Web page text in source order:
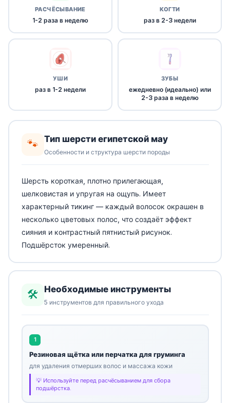
РАСЧЁСЫВАНИЕ
1-2 раза в неделю
КОГТИ
раз в 2-3 недели
УШИ
раз в 1-2 недели
ЗУБЫ
ежедневно (идеально) или
2-3 раза в неделю
🐾 Тип шерсти египетской мау
Особенности и структура шерсти породы
Шерсть короткая, плотно прилегающая,
шелковистая и упругая на ощупь. Имеет
характерный тикинг — каждый волосок окрашен в
несколько цветовых полос, что создаёт эффект
сияния и контрастный пятнистый рисунок.
Подшёрсток умеренный.
🛠️ Необходимые инструменты
5 инструментов для правильного ухода
1
Резиновая щётка или перчатка для груминга
для удаления отмерших волос и массажа кожи
Используйте перед расчёсыванием для сбора
подшёрстка.